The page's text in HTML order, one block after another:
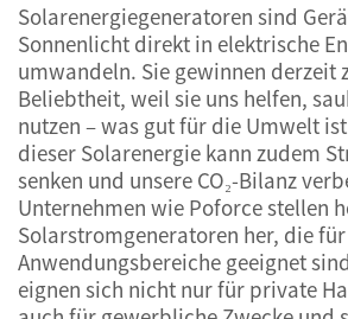
Produkte
Dienstleistungen
Neuigkeiten
Kontaktieren Sie uns
Solarenergiegeneratoren sind
Sonnenlicht direkt in elektrische
umwandeln. Sie gewinnen derzeit
Beliebtheit, weil sie uns helfen,
nutzen – was gut für die Umwelt
dieser Solarenergie kann zudem
senken und unsere CO₂-Bilanz
Unternehmen wie Poforce stellen
Solarstromgeneratoren her, die
Anwendungsbereiche geeignet
eignen sich nicht nur für private